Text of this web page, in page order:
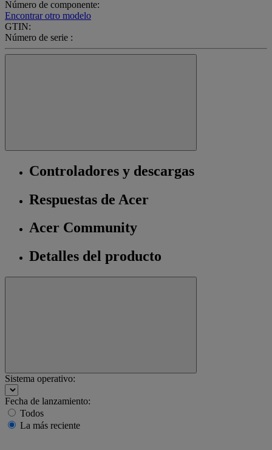
Número de componente:
Encontrar otro modelo
GTIN:
Número de serie :
Controladores y descargas
Respuestas de Acer
Acer Community
Detalles del producto
Sistema operativo:
Fecha de lanzamiento:
Todos
La más reciente